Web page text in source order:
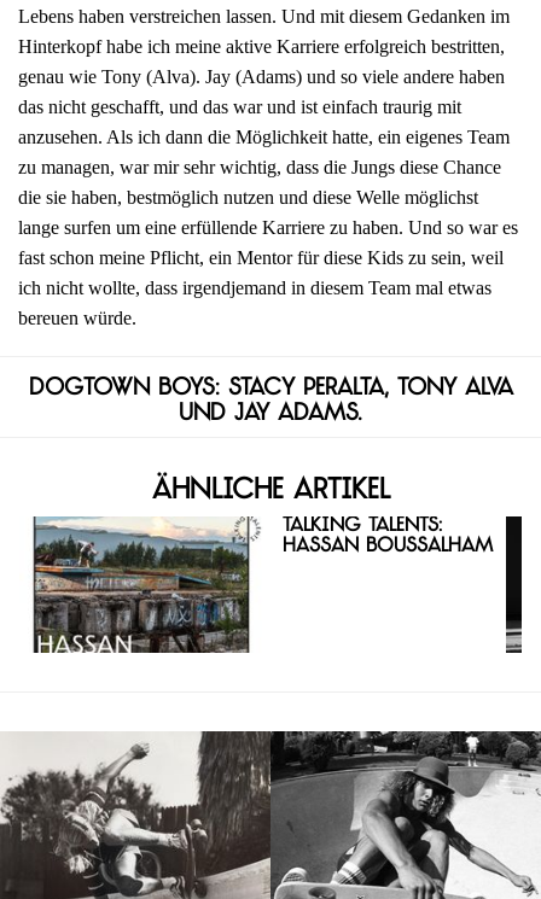
Lebens haben verstreichen lassen. Und mit diesem Gedanken im
Hinterkopf habe ich meine aktive Karriere erfolgreich bestritten,
genau wie Tony (Alva). Jay (Adams) und so viele andere haben
das nicht geschafft, und das war und ist einfach traurig mit
anzusehen. Als ich dann die Möglichkeit hatte, ein eigenes Team
zu managen, war mir sehr wichtig, dass die Jungs diese Chance
die sie haben, bestmöglich nutzen und diese Welle möglichst
lange surfen um eine erfüllende Karriere zu haben. Und so war es
fast schon meine Pflicht, ein Mentor für diese Kids zu sein, weil
ich nicht wollte, dass irgendjemand in diesem Team mal etwas
bereuen würde.
Dogtown Boys: Stacy Peralta, Tony Alva
und Jay Adams.
Ähnliche Artikel
Talking Talents:
Hassan Boussalham